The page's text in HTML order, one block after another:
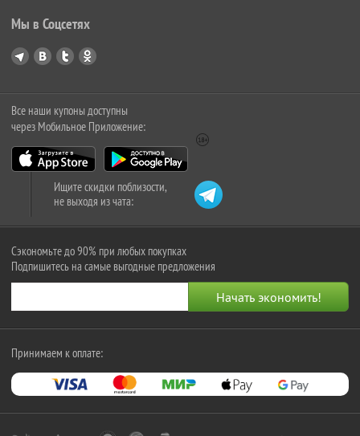
Мы в Соцсетях
Все наши купоны доступны
через Мобильное Приложение:
Ищите скидки поблизости,
не выходя из чата:
Сэкономьте до 90% при любых покупках
Подпишитесь на самые выгодные предложения
Принимаем к оплате: